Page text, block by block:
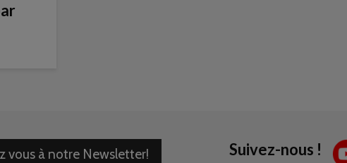
vous à notre Newsletter! Suivez-nous !